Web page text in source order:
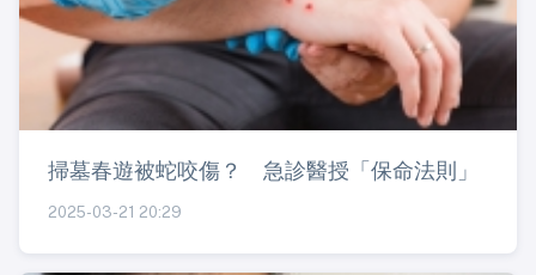
掃墓春遊被蛇咬傷？ 急診醫授「保命法則」
2025-03-21 20:29